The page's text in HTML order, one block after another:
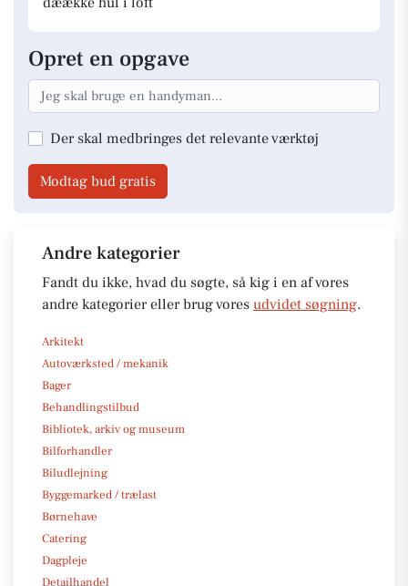
Opret en opgave
Der skal medbringes det relevante værktøj
Modtag bud gratis
Andre kategorier
Fandt du ikke, hvad du søgte, så kig i en af vores
andre kategorier eller brug vores udvidet søgning.
Arkitekt
Autoværksted / mekanik
Bager
Behandlingstilbud
Bibliotek, arkiv og museum
Bilforhandler
Biludlejning
Byggemarked / trælast
Børnehave
Catering
Dagpleje
Detailhandel